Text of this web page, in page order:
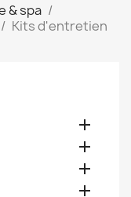
& spa
Kits d'entretien



